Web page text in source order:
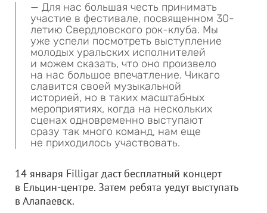
— Для нас большая честь принимать
участие в фестивале, посвященном 30-
летию Свердловского рок-клуба. Мы
уже успели посмотреть выступление
молодых уральских исполнителей
и можем сказать, что оно произвело
на нас большое впечатление. Чикаго
славится своей музыкальной
историей, но в таких масштабных
мероприятиях, когда на нескольких
сценах одновременно выступают
сразу так много команд, нам еще
не приходилось участвовать.
14 января Filligar даст бесплатный концерт
в Ельцин-центре. Затем ребята уедут выступать
в Алапаевск.